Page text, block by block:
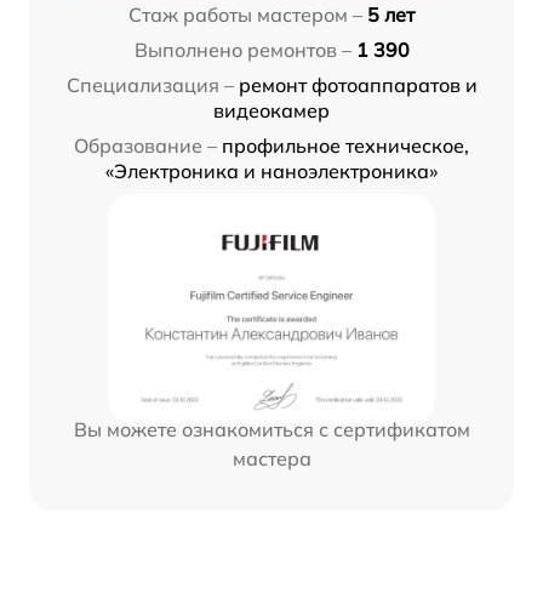
Стаж работы мастером – 5 лет
Выполнено ремонтов – 1 390
Специализация – ремонт фотоаппаратов и
видеокамер
Образование – профильное техническое,
«Электроника и наноэлектроника»
Вы можете ознакомиться с сертификатом
мастера